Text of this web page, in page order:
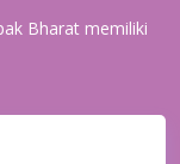
Bharat memiliki